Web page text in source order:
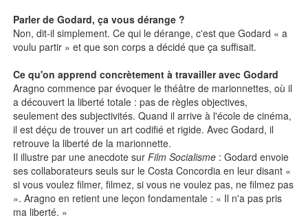
Parler de Godard, ça vous dérange ?
Non, dit-il simplement. Ce qui le dérange, c'est que Godard « a
voulu partir » et que son corps a décidé que ça suffisait.
Ce qu'on apprend concrètement à travailler avec Godard
Aragno commence par évoquer le théâtre de marionnettes, où il
a découvert la liberté totale : pas de règles objectives,
seulement des subjectivités. Quand il arrive à l'école de cinéma,
il est déçu de trouver un art codifié et rigide. Avec Godard, il
retrouve la liberté de la marionnette.
Il illustre par une anecdote sur Film Socialisme : Godard envoie
ses collaborateurs seuls sur le Costa Concordia en leur disant «
si vous voulez filmer, filmez, si vous ne voulez pas, ne filmez pas
». Aragno en retient une leçon fondamentale : « Il n'a pas pris
ma liberté. »